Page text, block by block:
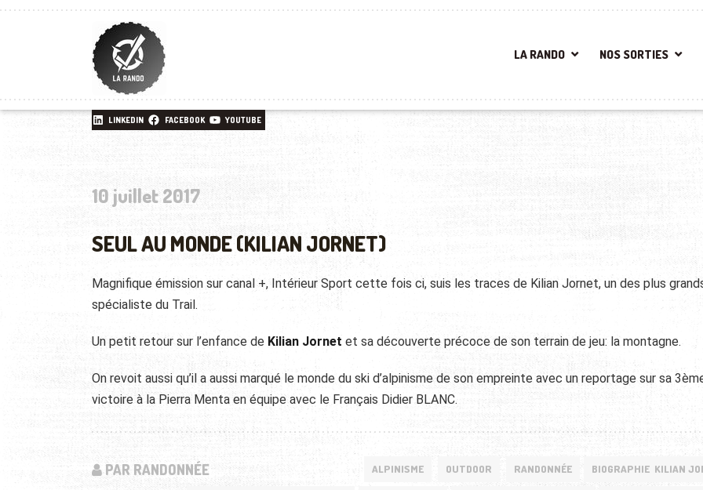
LA RANDO NOS SORTIES
LINKEDIN FACEBOOK YOUTUBE
10 juillet 2017
SEUL AU MONDE (KILIAN JORNET)
Magnifique émission sur canal +, Intérieur Sport cette fois ci, suis les traces de Kilian Jornet, un des plus
spécialiste du Trail.
Un petit retour sur l’enfance de Kilian Jornet et sa découverte précoce de son terrain de jeu: la montagne.
On revoit aussi qu’il a aussi marqué le monde du ski d’alpinisme de son empreinte avec un reportage sur sa
victoire à la Pierra Menta en équipe avec le Français Didier BLANC.
PAR RANDONNÉE ALPINISME OUTDOOR RANDONNÉE BIOGRAPHIE KILIAN